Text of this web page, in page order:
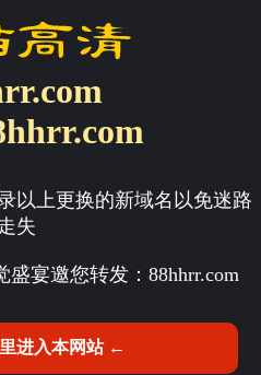
以上更换的新域名以免迷路
失
宴邀您转发： 88hhrr.com
进入本网站 ←